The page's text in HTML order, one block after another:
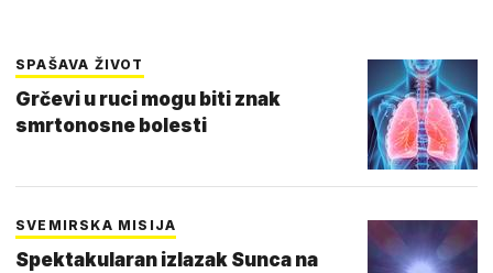
SPAŠAVA ŽIVOT
Grčevi u ruci mogu biti znak
smrtonosne bolesti
SVEMIRSKA MISIJA
Spektakularan izlazak Sunca na